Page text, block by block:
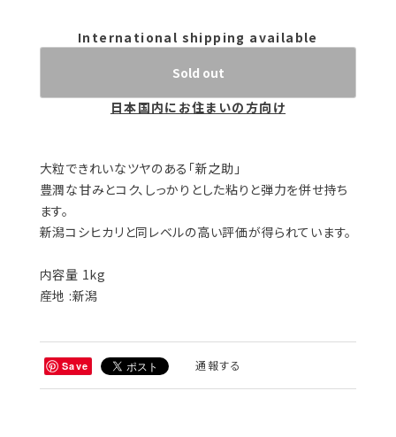
International shipping available
Sold out
日本国内にお住まいの方向け
大粒できれいなツヤのある「新之助」
豊潤な甘みとコク、しっかりとした粘りと弾力を併せ持ち
ます。
新潟コシヒカリと同レベルの高い評価が得られています。
内容量 1kg
産地 :新潟
Save 通報する